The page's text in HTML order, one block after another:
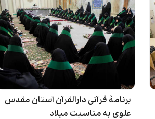
برنامۀ قرآنی دارالقرآن آستان مقدس
علوی به مناسبت میلاد